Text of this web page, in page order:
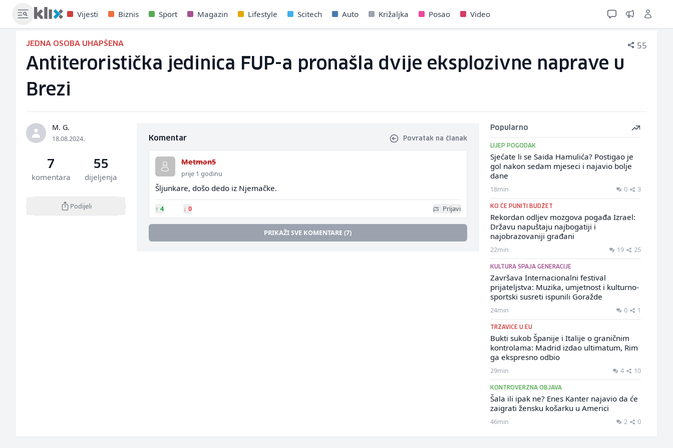
Vijesti Biznis Sport Magazin Lifestyle Scitech Auto Križaljka Posao Video
JEDNA OSOBA UHAPŠENA 55
Antiteroristička jedinica FUP-a pronašla dvije eksplozivne naprave u
Brezi
M. G.
18.08.2024.
7
komentara
55
dijeljenja
Podijeli
Komentar Povratak na članak
Metman5
prije 1 godinu
Šljunkare, došo dedo iz Njemačke.
↑ 4 ↓ 0 Prijavi
PRIKAŽI SVE KOMENTARE (7)
Popularno
LIJEP POGODAK
Sjećate li se Saida Hamulića? Postigao je
gol nakon sedam mjeseci i najavio bolje
dane
18min 0 3
KO ĆE PUNITI BUDŽET
Rekordan odljev mozgova pogađa Izrael:
Državu napuštaju najbogatiji i
najobrazovaniji građani
22min 19 25
KULTURA SPAJA GENERACIJE
Završava Internacionalni festival
prijateljstva: Muzika, umjetnost i kulturno-
sportski susreti ispunili Goražde
24min 0 1
TRZAVICE U EU
Bukti sukob Španije i Italije o graničnim
kontrolama: Madrid izdao ultimatum, Rim
ga ekspresno odbio
29min 4 10
KONTROVERZNA OBJAVA
Šala ili ipak ne? Enes Kanter najavio da će
zaigrati žensku košarku u Americi
46min 2 0